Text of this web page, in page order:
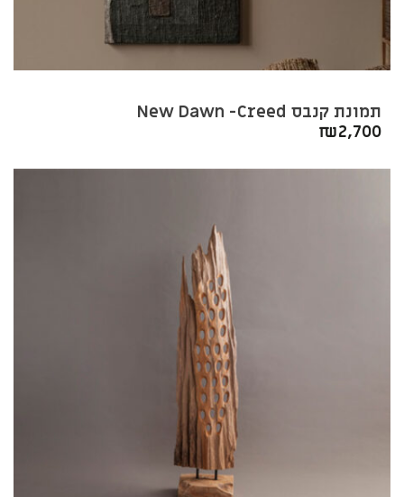
תמונת קנבס New Dawn -Creed
₪2,700